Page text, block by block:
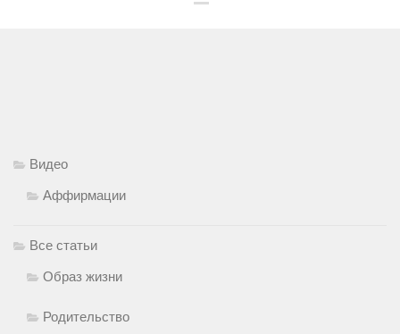
Видео
Аффирмации
Все статьи
Образ жизни
Родительство